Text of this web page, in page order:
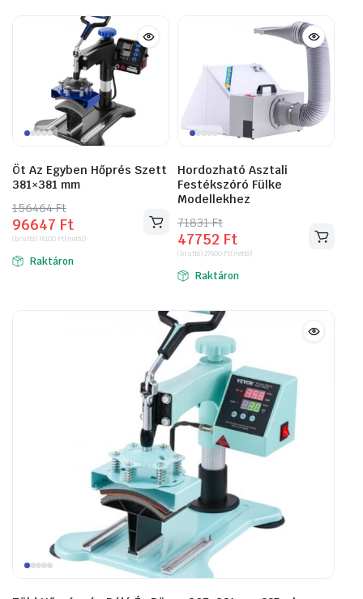
Öt Az Egyben Hőprés Szett
381×381 mm
156464Ft
Original
price
was:
156464 Ft.
96647 Ft
Current
price
is:
96647 Ft.
(bruttó)76100 Ft(nettó)
Raktáron
Hordozható Asztali
Festékszóró Fülke
Modellekhez
71831Ft
Original
price
was:
71831 Ft.
47752 Ft
Current
price
is:
47752 Ft.
(bruttó)37600 Ft(nettó)
Raktáron